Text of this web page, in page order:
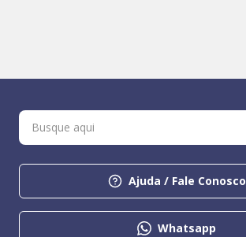
Ajuda / Fale Conosco
Whatsapp